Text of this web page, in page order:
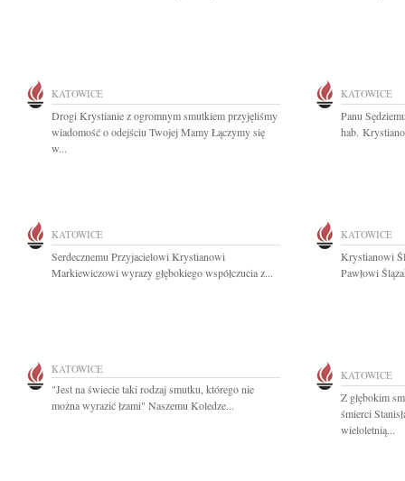
KATOWICE
Drogi Krystianie z ogromnym smutkiem przyjęliśmy
wiadomość o odejściu Twojej Mamy Łączymy się
w...
KATOWICE
Panu
hab.
KATOWICE
Serdecznemu Przyjacielowi Krystianowi
Markiewiczowi wyrazy głębokiego współczucia z...
KATOWICE
Krystianowi
Pawłowi
KATOWICE
"Jest na świecie taki rodzaj smutku, którego nie
można wyrazić łzami" Naszemu Koledze...
KATOWICE
Z głębokim
śmierci
wieloletnią...